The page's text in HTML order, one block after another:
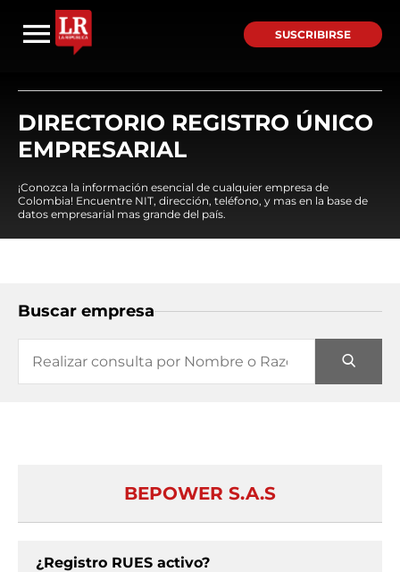
SUSCRIBIRSE
DIRECTORIO REGISTRO ÚNICO
EMPRESARIAL
¡Conozca la información esencial de cualquier empresa de
Colombia! Encuentre NIT, dirección, teléfono, y mas en la base de
datos empresarial mas grande del país.
Buscar empresa
BEPOWER S.A.S
¿Registro RUES activo?